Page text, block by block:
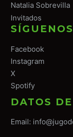
Natalia Sobrevilla
Invitados
SÍGUENOS
Facebook
Instagram
X
Spotify
DATOS
Email: